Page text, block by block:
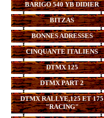
BARIGO 540 YB DIDIER
BITZAS
BONNES ADRESSES
CINQUANTE ITALIENS
DTMX 125
DTMX PART 2
DTMX RALLYE,125 ET 175
"RACING"